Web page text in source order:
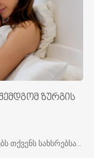
ზურგის
თქვენს სახსრებსა…